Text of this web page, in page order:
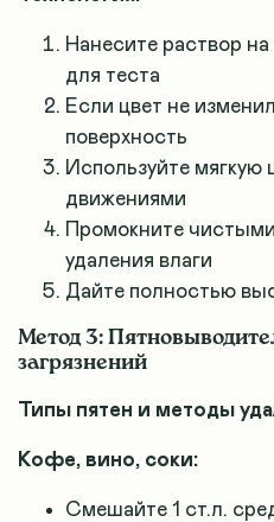
Нанесите раствор
для теста
Если цвет не
поверхность
Используйте мягкую
движениями
Промокните
удаления влаги
Дайте полностью
Метод 3:
загрязнений
Типы пятен и методы
Кофе, вино, соки:
Смешайте 1 ст.л.